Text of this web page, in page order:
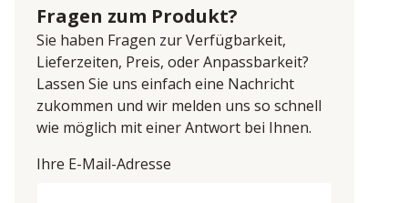
Fragen zum Produkt?
Sie haben Fragen zur Verfügbarkeit,
Lieferzeiten, Preis, oder Anpassbarkeit?
Lassen Sie uns einfach eine Nachricht
zukommen und wir melden uns so schnell
wie möglich mit einer Antwort bei Ihnen.
Ihre E-Mail-Adresse